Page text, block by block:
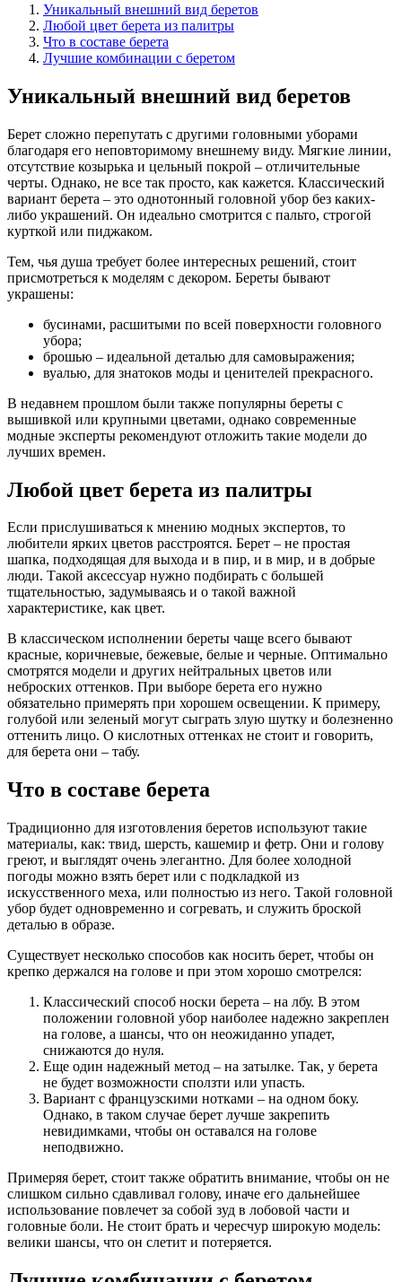
Уникальный внешний вид беретов
Любой цвет берета из палитры
Что в составе берета
Лучшие комбинации с беретом
Уникальный внешний вид беретов
Берет сложно перепутать с другими головными уборами
благодаря его неповторимому внешнему виду. Мягкие линии,
отсутствие козырька и цельный покрой – отличительные
черты. Однако, не все так просто, как кажется. Классический
вариант берета – это однотонный головной убор без каких-
либо украшений. Он идеально смотрится с пальто, строгой
курткой или пиджаком.
Тем, чья душа требует более интересных решений, стоит
присмотреться к моделям с декором. Береты бывают
украшены:
бусинами, расшитыми по всей поверхности головного
убора;
брошью – идеальной деталью для самовыражения;
вуалью, для знатоков моды и ценителей прекрасного.
В недавнем прошлом были также популярны береты с
вышивкой или крупными цветами, однако современные
модные эксперты рекомендуют отложить такие модели до
лучших времен.
Любой цвет берета из палитры
Если прислушиваться к мнению модных экспертов, то
любители ярких цветов расстроятся. Берет – не простая
шапка, подходящая для выхода и в пир, и в мир, и в добрые
люди. Такой аксессуар нужно подбирать с большей
тщательностью, задумываясь и о такой важной
характеристике, как цвет.
В классическом исполнении береты чаще всего бывают
красные, коричневые, бежевые, белые и черные. Оптимально
смотрятся модели и других нейтральных цветов или
неброских оттенков. При выборе берета его нужно
обязательно примерять при хорошем освещении. К примеру,
голубой или зеленый могут сыграть злую шутку и болезненно
оттенить лицо. О кислотных оттенках не стоит и говорить,
для берета они – табу.
Что в составе берета
Традиционно для изготовления беретов используют такие
материалы, как: твид, шерсть, кашемир и фетр. Они и голову
греют, и выглядят очень элегантно. Для более холодной
погоды можно взять берет или с подкладкой из
искусственного меха, или полностью из него. Такой головной
убор будет одновременно и согревать, и служить броской
деталью в образе.
Существует несколько способов как носить берет, чтобы он
крепко держался на голове и при этом хорошо смотрелся:
Классический способ носки берета – на лбу. В этом
положении головной убор наиболее надежно закреплен
на голове, а шансы, что он неожиданно упадет,
снижаются до нуля.
Еще один надежный метод – на затылке. Так, у берета
не будет возможности сползти или упасть.
Вариант с французскими нотками – на одном боку.
Однако, в таком случае берет лучше закрепить
невидимками, чтобы он оставался на голове
неподвижно.
Примеряя берет, стоит также обратить внимание, чтобы он не
слишком сильно сдавливал голову, иначе его дальнейшее
использование повлечет за собой зуд в лобовой части и
головные боли. Не стоит брать и чересчур широкую модель:
велики шансы, что он слетит и потеряется.